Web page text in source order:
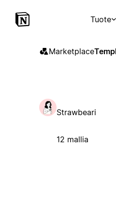
Tuote
Marketplace
Strawbeari
12 mallia